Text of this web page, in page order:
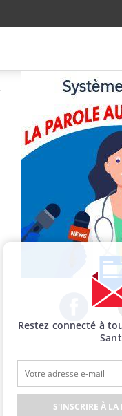
Facebook
Restez connecté à
S'INSCRIRE À LA